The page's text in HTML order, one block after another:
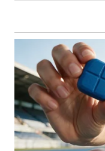
WN
DANAU
TOBA
WN
NIAS